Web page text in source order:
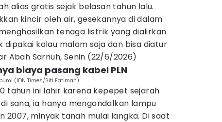
alias gratis sejak belasan tahun lalu.
kincir oleh air, gesekannya di dalam
tenaga listrik yang dialirkan
dipakai kalau malam saja dan bisa diatur
Abah Sarnuh, Senin (22/6/2026)
biaya pasang kabel PLN
(IDN Times/Siti Fatimah)
tahun ini lahir karena kepepet sejarah.
sana, ia hanya mengandalkan lampu
2007, minyak tanah mulai langka. Di saat